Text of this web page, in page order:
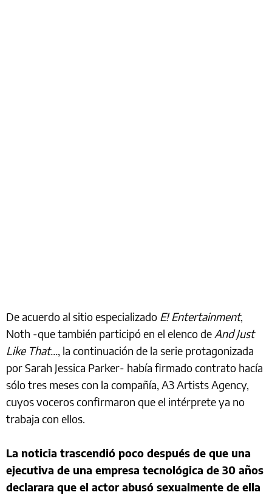
De acuerdo al sitio especializado E! Entertainment,
Noth -que también participó en el elenco de And Just
Like That..., la continuación de la serie protagonizada
por Sarah Jessica Parker- había firmado contrato hacía
sólo tres meses con la compañía, A3 Artists Agency,
cuyos voceros confirmaron que el intérprete ya no
trabaja con ellos.
La noticia trascendió poco después de que una
ejecutiva de una empresa tecnológica de 30 años
declarara que el actor abusó sexualmente de ella